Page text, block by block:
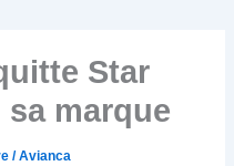
Star
marque
/Avianca